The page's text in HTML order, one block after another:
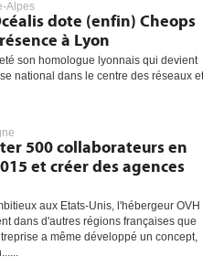
gratuite
Alpes
dote (enfin) Cheops
à Lyon
son homologue lyonnais qui devient
national dans le centre des réseaux et
500 collaborateurs en
et créer des agences
aux Etats-Unis, l'hébergeur OVH
dans d'autres régions françaises que
a même développé un concept,